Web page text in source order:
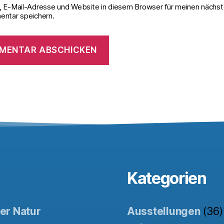
E-Mail-Adresse und Website in diesem Browser für meinen
speichern.
Natur
Kategorien
Ausstellungen(36)